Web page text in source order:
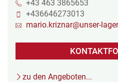
+43 463 3865653
+436646273013
mario.kriznar@unser-
zu den Angeboten...